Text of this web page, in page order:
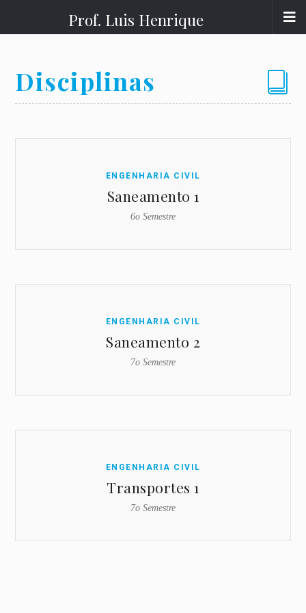
Prof. Luis Henrique
Disciplinas
ENGENHARIA CIVIL
Saneamento 1
6o Semestre
ENGENHARIA CIVIL
Saneamento 2
7o Semestre
ENGENHARIA CIVIL
Transportes 1
7o Semestre